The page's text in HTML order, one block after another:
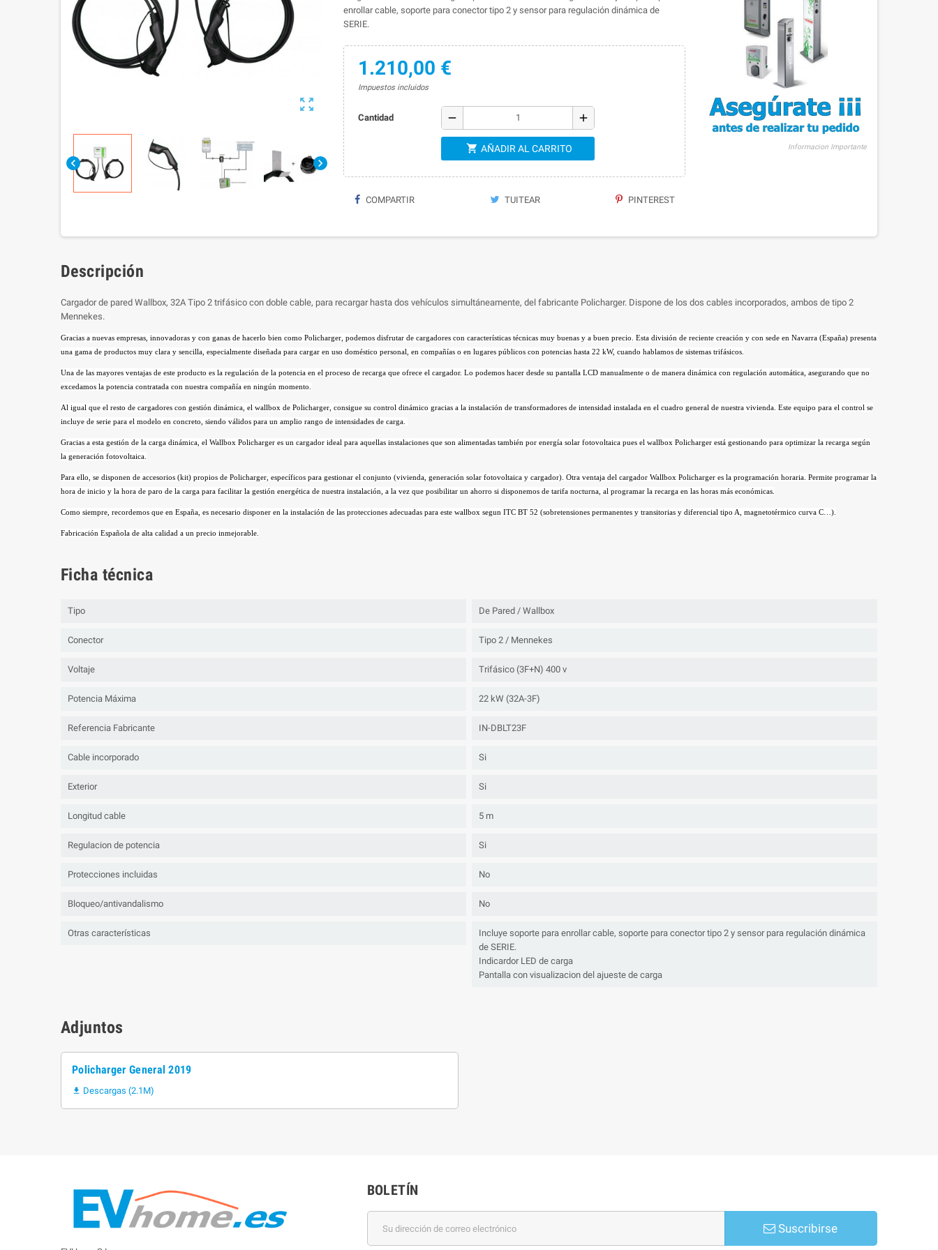
zoom_out_map
chevron_left chevron_right
enrollar cable, soporte para conector tipo 2 y sensor para regulación dinámica de
SERIE.
1.210,00 €
Impuestos incluidos
Cantidad remove add
shopping_cart AÑADIR AL CARRITO
COMPARTIR TUITEAR PINTEREST
Informacion Importante
Descripción
Cargador de pared Wallbox, 32A Tipo 2 trifásico con doble cable, para recargar hasta dos vehículos simultáneamente, del fabricante Policharger. Dispone de los dos cables incorporados, ambos de tipo 2
Mennekes.
Gracias a nuevas empresas, innovadoras y con ganas de hacerlo bien como Policharger, podemos disfrutar de cargadores con características técnicas muy buenas y a buen precio. Esta división de reciente creación y con sede en Navarra (España) presenta
una gama de productos muy clara y sencilla, especialmente diseñada para cargar en uso doméstico personal, en compañías o en lugares públicos con potencias hasta 22 kW, cuando hablamos de sistemas trifásicos.
Una de las mayores ventajas de este producto es la regulación de la potencia en el proceso de recarga que ofrece el cargador. Lo podemos hacer desde su pantalla LCD manualmente o de manera dinámica con regulación automática, asegurando que no
excedamos la potencia contratada con nuestra compañía en ningún momento.
Al igual que el resto de cargadores con gestión dinámica, el wallbox de Policharger, consigue su control dinámico gracias a la instalación de transformadores de intensidad instalada en el cuadro general de nuestra vivienda. Este equipo para el control se
incluye de serie para el modelo en concreto, siendo válidos para un amplio rango de intensidades de carga.
Gracias a esta gestión de la carga dinámica, el Wallbox Policharger es un cargador ideal para aquellas instalaciones que son alimentadas también por energía solar fotovoltaica pues el wallbox Policharger está gestionando para optimizar la recarga según
la generación fotovoltaica.
Para ello, se disponen de accesorios (kit) propios de Policharger, específicos para gestionar el conjunto (vivienda, generación solar fotovoltaica y cargador). Otra ventaja del cargador Wallbox Policharger es la programación horaria. Permite programar la
hora de inicio y la hora de paro de la carga para facilitar la gestión energética de nuestra instalación, a la vez que posibilitar un ahorro si disponemos de tarifa nocturna, al programar la recarga en las horas más económicas.
Como siempre, recordemos que en España, es necesario disponer en la instalación de las protecciones adecuadas para este wallbox segun ITC BT 52 (sobretensiones permanentes y transitorias y diferencial tipo A, magnetotérmico curva C…).
Fabricación Española de alta calidad a un precio inmejorable.
Ficha técnica
Tipo De Pared / Wallbox
Conector Tipo 2 / Mennekes
Voltaje Trifásico (3F+N) 400 v
Potencia Máxima 22 kW (32A-3F)
Referencia Fabricante IN-DBLT23F
Cable incorporado Si
Exterior Si
Longitud cable 5 m
Regulacion de potencia Si
Protecciones incluidas No
Bloqueo/antivandalismo No
Otras características
Incluye soporte para enrollar cable, soporte para conector tipo 2 y sensor para regulación dinámica
de SERIE.
Indicardor LED de carga
Pantalla con visualizacion del ajueste de carga
Adjuntos
Policharger General 2019
 Descargas (2.1M)
BOLETÍN
Suscribirse